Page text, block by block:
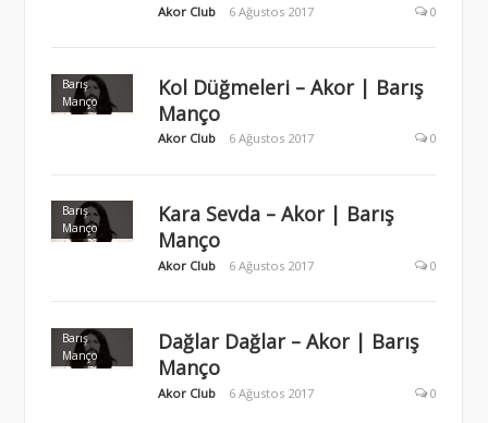
Akor Club 6 Ağustos 2017 0
Barış
Manço
Kol Düğmeleri – Akor | Barış
Manço
Akor Club 6 Ağustos 2017 0
Barış
Manço
Kara Sevda – Akor | Barış
Manço
Akor Club 6 Ağustos 2017 0
Barış
Manço
Dağlar Dağlar – Akor | Barış
Manço
Akor Club 6 Ağustos 2017 0